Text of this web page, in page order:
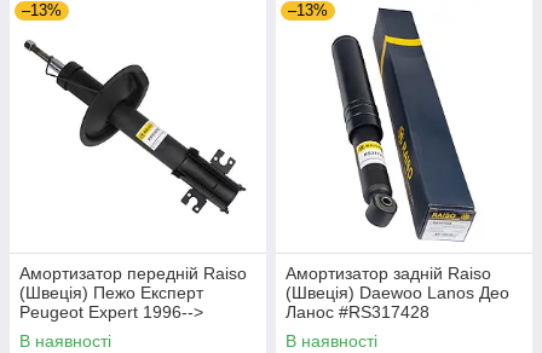
–13%
Амортизатор передній Raiso
(Швеція) Пежо Експерт
Peugeot Expert 1996-->
#RS310767 UARDMRU4
В наявності
–13%
Амортизатор задній Raiso
(Швеція) Daewoo Lanos Део
Ланос #RS317428
UARDMRU4
В наявності